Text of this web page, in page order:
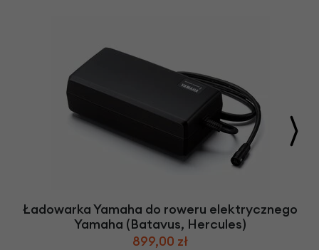
Ładowarka Yamaha do roweru elektrycznego
Yamaha (Batavus, Hercules)
899,00 zł